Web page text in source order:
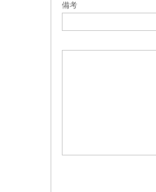
備考